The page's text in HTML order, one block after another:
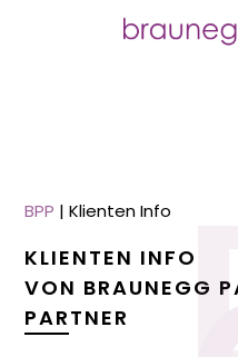
BPP |Klienten Info
KLIENTEN INFO
VON BRAUNEGG
PARTNER